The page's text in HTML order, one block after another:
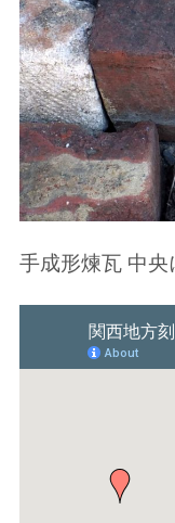
手成形煉瓦 中央